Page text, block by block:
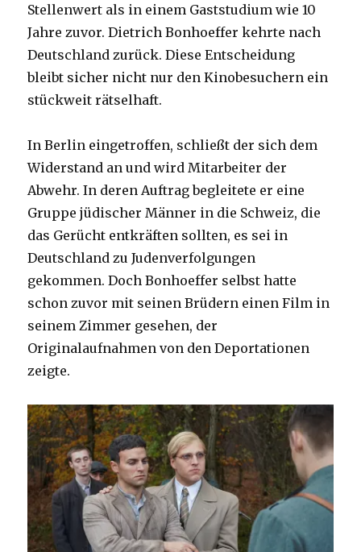
Stellenwert als in einem Gaststudium wie 10
Jahre zuvor. Dietrich Bonhoeffer kehrte nach
Deutschland zurück. Diese Entscheidung
bleibt sicher nicht nur den Kinobesuchern ein
stückweit rätselhaft.
In Berlin eingetroffen, schließt der sich dem
Widerstand an und wird Mitarbeiter der
Abwehr. In deren Auftrag begleitete er eine
Gruppe jüdischer Männer in die Schweiz, die
das Gerücht entkräften sollten, es sei in
Deutschland zu Judenverfolgungen
gekommen. Doch Bonhoeffer selbst hatte
schon zuvor mit seinen Brüdern einen Film in
seinem Zimmer gesehen, der
Originalaufnahmen von den Deportationen
zeigte.